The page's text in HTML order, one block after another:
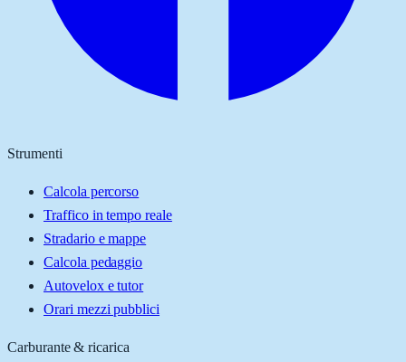
Strumenti
Calcola percorso
Traffico in tempo reale
Stradario e mappe
Calcola pedaggio
Autovelox e tutor
Orari mezzi pubblici
Carburante & ricarica